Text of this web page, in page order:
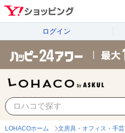
ログイン
LOHACOホーム 文房具・オフィス・手芸